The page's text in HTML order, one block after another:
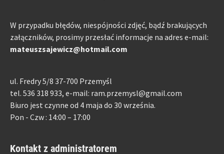
W przypadku błędów, niespójności zdjęć, bądź brakujących
załączników, prosimy przesłać informacje na adres e-mail:
mateuszsajewicz@hotmail.com
ul. Fredry 5/8 37-700 Przemyśl
tel. 536 318 933, e-mail: ram.przemysl@gmail.com
Biuro jest czynne od 4 maja do 30 września.
Pon - Czw : 14:00 – 17:00
Kontakt z administratorem